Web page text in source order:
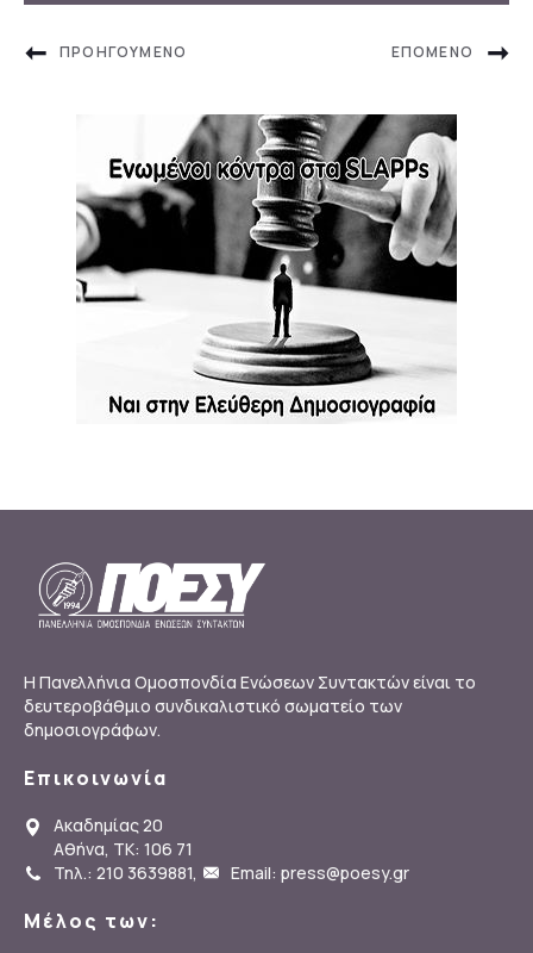
Η Πανελλήνια Ομοσπονδία Ενώσεων Συντακτών είναι το
δευτεροβάθμιο συνδικαλιστικό σωματείο των
δημοσιογράφων.
Επικοινωνία
Ακαδημίας 20
Αθήνα, ΤΚ: 106 71
Τηλ.: 210 3639881, Email: press@poesy.gr
Μέλος των: